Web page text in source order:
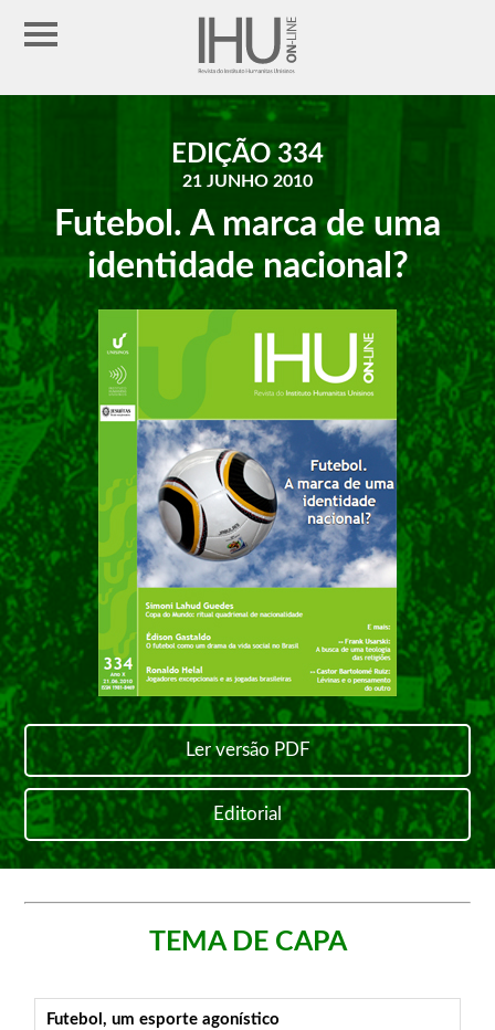
EDIÇÃO 334
21 JUNHO 2010
Futebol. A marca de uma
identidade nacional?
Ler versão PDF
Editorial
TEMA DE CAPA
Futebol, um esporte agonístico